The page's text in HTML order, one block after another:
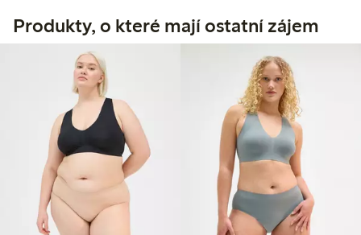
Produkty, o které mají ostatní zájem